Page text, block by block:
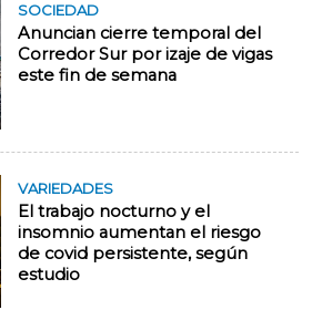
SOCIEDAD
Anuncian cierre temporal del
Corredor Sur por izaje de vigas
este fin de semana
VARIEDADES
El trabajo nocturno y el
insomnio aumentan el riesgo
de covid persistente, según
estudio